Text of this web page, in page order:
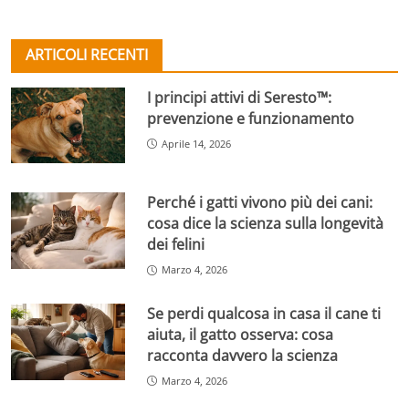
ARTICOLI RECENTI
I principi attivi di Seresto™:
prevenzione e funzionamento
Aprile 14, 2026
Perché i gatti vivono più dei cani:
cosa dice la scienza sulla longevità
dei felini
Marzo 4, 2026
Se perdi qualcosa in casa il cane ti
aiuta, il gatto osserva: cosa
racconta davvero la scienza
Marzo 4, 2026